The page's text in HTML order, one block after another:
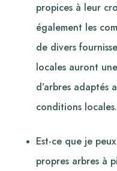
propices à leur
également les
de divers
locales auront
d’arbres adaptés
conditions locales.
Est-ce que je
propres arbres à